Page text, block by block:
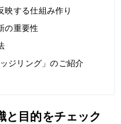
映する仕組み作り
の重要性
ジリング」のご紹介
と目的をチェック